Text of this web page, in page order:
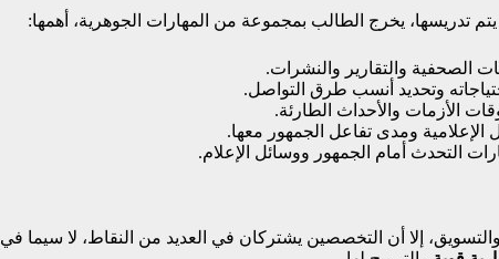
يتم تدريسها، يخرج الطالب بمجموعة من المهارات الجوهرية، أهمها:
الصحفية والتقارير والنشرات.
وتحديد أنسب طرق التواصل.
الأزمات والأحداث الطارئة.
الإعلامية ومدى تفاعل الجمهور معها.
التحدث أمام الجمهور ووسائل الإعلام.
إلا أن التخصصين يشتركان في العديد من النقاط، لا سيما في